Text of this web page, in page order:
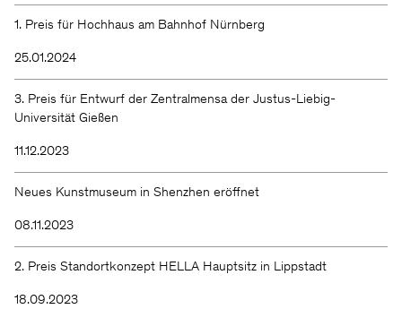
1. Preis für Hochhaus am Bahnhof Nürnberg
25.01.2024
3. Preis für Entwurf der Zentralmensa der Justus-Liebig-
Universität Gießen
11.12.2023
Neues Kunstmuseum in Shenzhen eröffnet
08.11.2023
2. Preis Standortkonzept HELLA Hauptsitz in Lippstadt
18.09.2023